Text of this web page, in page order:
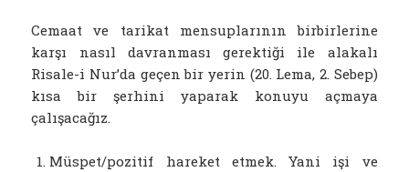
Cemaat ve tarikat mensuplarının birbirlerine
karşı nasıl davranması gerektiği ile alakalı
Risale-i Nur’da geçen bir yerin (20. Lema, 2. Sebep)
kısa bir şerhini yaparak konuyu açmaya
çalışacağız.
Müspet/pozitif hareket etmek. Yani işi ve